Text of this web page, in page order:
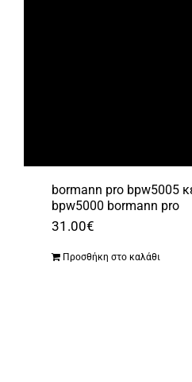
bormann pro bpw5005
bpw5000 bormann pro
31.00€
Προσθήκη στο καλάθι